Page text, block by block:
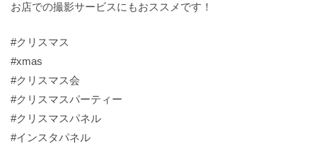
お店での撮影サービスにもおススメです！
#クリスマス
#xmas
#クリスマス会
#クリスマスパーティー
#クリスマスパネル
#インスタパネル